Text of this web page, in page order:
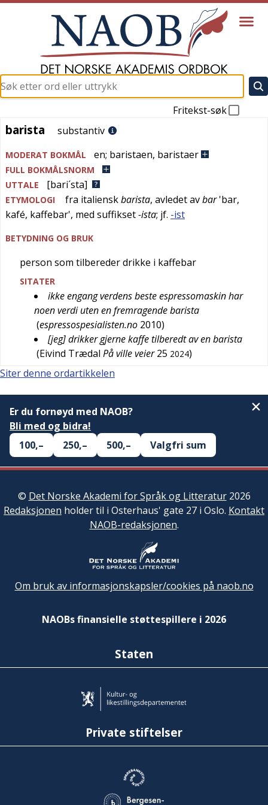
Fritekst-søk
barista
barista substantiv
MODERAT BOKMÅL en; baristaen, baristaer
FULL BOKMÅLSNORM
UTTALE
[bari´sta]
ETYMOLOGI fra italienskbarista, avledet avbar'bar,
kafé, kaffebar', med suffikset-ista; jf. -ist
BETYDNING OG BRUK
person som tilbereder drikke i kaffebar
SITATER
ikke engang verdens beste espressomaskin har
noen verdi uten en fremragende barista
(espressospesialisten.no 2010)
[jeg] drikker gjerne kaffe tilberedt av en barista
(Eivind Trædal På ville veier 25 2024)
Siter denne ordartikkelen
Er du fornøyd med NAOB?
Bli med og bidra!
100,–
250,– 500,– Valgfri sum
© Det Norske Akademi for Språk og Litteratur2026
Redaksjonen holder til i Osterhaus' gate 27 i Oslo. Kontakt
NAOB-redaksjonen.
Om bruk av informasjonskapsler/cookies på naob.no
NAOBs finansielle støttespillere i 2026
Staten
Private stiftelser